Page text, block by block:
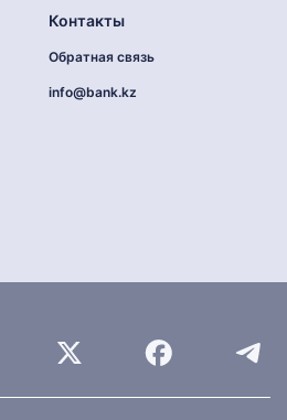
Контакты
Обратная связь
info@bank.kz